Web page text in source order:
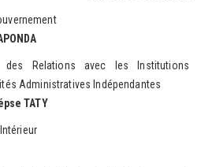
des Relations avec les Institutions
Administratives Indépendantes
TATY